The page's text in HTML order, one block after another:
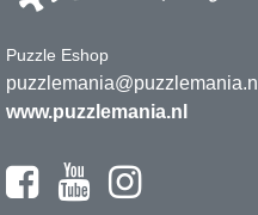
Puzzle Eshop
puzzlemania@puzzlemania.nl
www.puzzlemania.nl